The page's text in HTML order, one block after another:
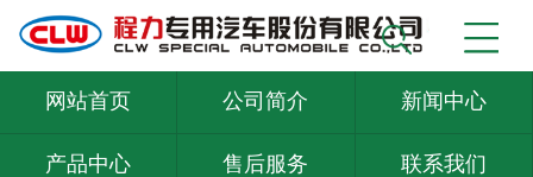
网站首页 公司简介 新闻中心
产品中心 售后服务 联系我们